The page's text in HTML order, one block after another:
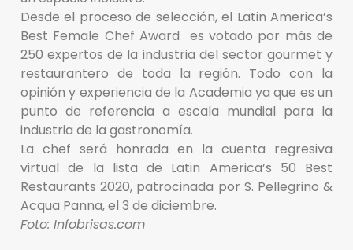
Desde el proceso de selección, el Latin America’s
Best Female Chef Award es votado por más de
250 expertos de la industria del sector gourmet y
restaurantero de toda la región. Todo con la
opinión y experiencia de la Academia ya que es un
punto de referencia a escala mundial para la
industria de la gastronomía.
La chef será honrada en la cuenta regresiva
virtual de la lista de Latin America’s 50 Best
Restaurants 2020, patrocinada por S. Pellegrino &
Acqua Panna, el 3 de diciembre.
Foto: Infobrisas.com